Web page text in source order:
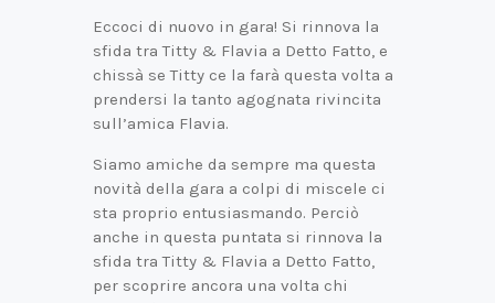
Eccoci di nuovo in gara! Si rinnova la
sfida tra Titty & Flavia a Detto Fatto, e
chissà se Titty ce la farà questa volta a
prendersi la tanto agognata rivincita
sull’amica Flavia.
Siamo amiche da sempre ma questa
novità della gara a colpi di miscele ci
sta proprio entusiasmando. Perciò
anche in questa puntata si rinnova la
sfida tra Titty & Flavia a Detto Fatto,
per scoprire ancora una volta chi